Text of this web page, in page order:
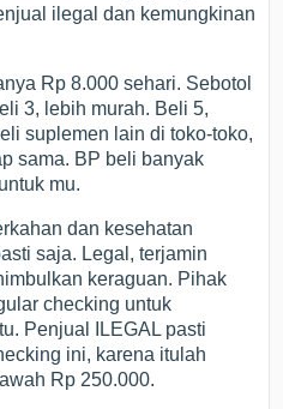
ilegal dan kemungkinan
Rp 8.000 sehari. Sebotol
3, lebih murah. Beli 5,
suplemen lain di toko-toko,
sama. BP beli banyak
mu.
dan kesehatan
saja. Legal, terjamin
keraguan. Pihak
checking untuk
Penjual ILEGAL pasti
ini, karena itulah
Rp 250.000.